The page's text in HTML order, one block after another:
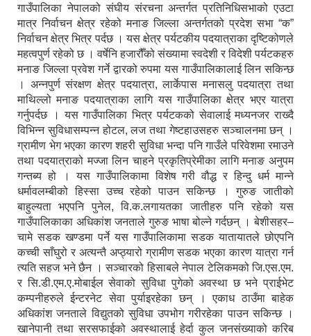
गाउँपालिका नेपालको संघीय संरचना अन्तर्गत प्रतिनिधिसभाको एउटा
मात्र निर्वाचन क्षेत्र रहेको मनाङ जिल्ला अन्तर्गतको प्रदेश सभा “क”
निर्वाचन क्षेत्र भित्र पर्दछ । यस क्षेत्र पर्यटकीय पदयात्राका दृष्टिकोणले
महत्वपुर्ण रहेको छ । वर्षेनि हजारौँको संख्यामा स्वदेशी र विदेशी पर्यटकहरु
मनाङ जिल्ला प्रवेश गर्ने द्वारको रुपमा यस गाउँपालिकालाई लिन सकिन्छ
। अन्नपुर्ण संरक्षण क्षेत्र पदयात्रा, लार्केपास मनासलु पदयात्रा तथा
माथिल्लो मनाङ पदयात्राका लागि यस गाउँपालिका क्षेत्र भएर यात्रा
गर्नुपर्दछ । यस गाउँपालिका भित्र पर्यटकको सेवालाई मध्यनजर राख्दै
विभिन्न सुविधासम्पन्न होटल, लज तथा गेष्टहाउसहरु सञ्चालनमा छन् ।
ग्रामीण भेग भएका कारण शहरी सुविधा भन्दा पनि गाउँले परिवेशमा रमाउने
तथा पदयात्राको मज्जा लिन चाहने प्रकृतिप्रेमीका लागि मनाङ अनुपम
गन्तब्य हो । यस गाउँपालिकामा विशेष गरी वौद्ध र हिन्दु धर्म मान्ने
धर्मावलम्बीको हिस्सा उच्च रहेको पाउन सकिन्छ । गुरुङ जातीको
बाहुल्यता भएपनि पुनेल, वि.क.लगायतका जातीहरु पनि रहेको यस
गाउँपालिकाका अधिकांश जनताले गुरुङ भाषा बोल्ने गर्दछन् । बेशीसहर–
चामे सडक खण्डमा पर्ने यस गाउँपालिकामा सडक यातायातले छोएपनि
कच्ची साँघुरो र अत्यन्तै अप्ठ्यारो ग्रामीण सडक भएका कारण यात्रा गर्न
त्यति सहज भने छैन । सञ्चारको हिसाबले नेपाल टेलिकमको जि.एस.एम.
र सि.डी.एम.ए.मोबाईल सेवाको सुविधा पुगेको अवस्था छ भने प्राईभेट
कम्पनीहरुले ईन्टरनेट सेवा पुर्याइरहेका छन् । एकाध ठाउँमा बाहेक
अधिकांश जनताले विद्युतको सुविधा उपभोग गरीरहेका पाउन सकिन्छ ।
खानेपानी तथा सरसफाईको अवस्थालाई हेर्दा कुल जनसंख्याको करिब